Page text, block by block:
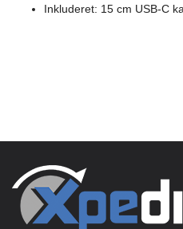
Inkluderet: 15 cm USB-C